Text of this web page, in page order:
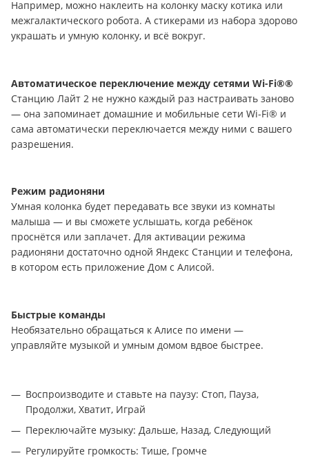
Например, можно наклеить на колонку маску котика или
межгалактического робота. А стикерами из набора здорово
украшать и умную колонку, и всё вокруг.
Автоматическое переключение между сетями Wi-Fi®®
Станцию Лайт 2 не нужно каждый раз настраивать заново
— она запоминает домашние и мобильные сети Wi-Fi® и
сама автоматически переключается между ними с вашего
разрешения.
Режим радионяни
Умная колонка будет передавать все звуки из комнаты
малыша — и вы сможете услышать, когда ребёнок
проснётся или заплачет. Для активации режима
радионяни достаточно одной Яндекс Станции и телефона,
в котором есть приложение Дом с Алисой.
Быстрые команды
Необязательно обращаться к Алисе по имени —
управляйте музыкой и умным домом вдвое быстрее.
Воспроизводите и ставьте на паузу: Стоп, Пауза,
Продолжи, Хватит, Играй
Переключайте музыку: Дальше, Назад, Следующий
Регулируйте громкость: Тише, Громче